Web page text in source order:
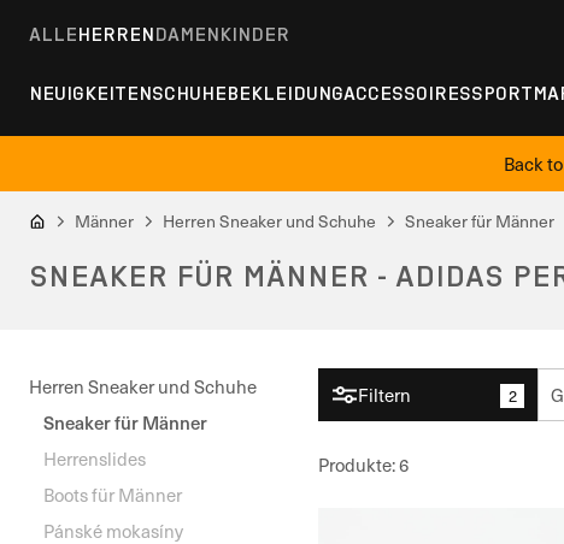
ALLEHERRENDAMENKINDER
NEUIGKEITENSCHUHEBEKLEIDUNGACCESSOIRESSPORT
Back
Männer Herren Sneaker und Schuhe Sneaker für Männer
SNEAKER FÜR MÄNNER - ADIDAS
Herren Sneaker und Schuhe
Sneaker für Männer
Herrenslides
Boots für Männer
Pánské mokasíny
Filtern 2
Produkte:6